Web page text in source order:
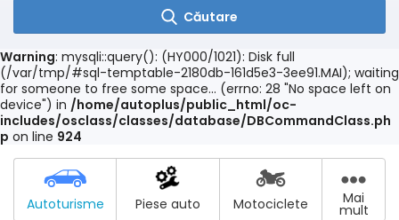
Căutare
Warning: mysqli::query(): (HY000/1021): Disk full
(/var/tmp/#sql-temptable-2180db-161d5e3-3ee91.MAI); waiting
for someone to free some space... (errno: 28 "No space left on
device") in /home/autoplus/public_html/oc-
includes/osclass/classes/database/DBCommandClass.ph
p on line 924
Autoturisme Piese auto Motociclete Mai
mult